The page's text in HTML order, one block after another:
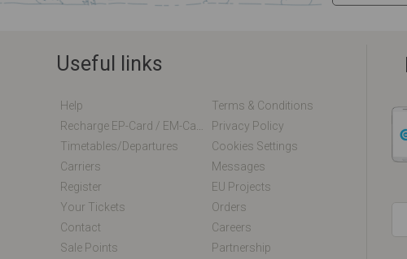
Useful links
Help
Terms & Conditions
Privacy Policy
Timetables/departures
Cookies Settings
Carriers
Messages
Register
EU Projects
Your Tickets
Orders
Contact
Careers
Sale Points
Partnership